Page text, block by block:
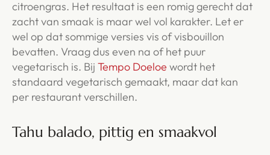
citroengras. Het resultaat is een romig gerecht dat
zacht van smaak is maar wel vol karakter. Let er
wel op dat sommige versies vis of visbouillon
bevatten. Vraag dus even na of het puur
vegetarisch is. Bij Tempo Doeloe wordt het
standaard vegetarisch gemaakt, maar dat kan
per restaurant verschillen.
Tahu balado, pittig en smaakvol